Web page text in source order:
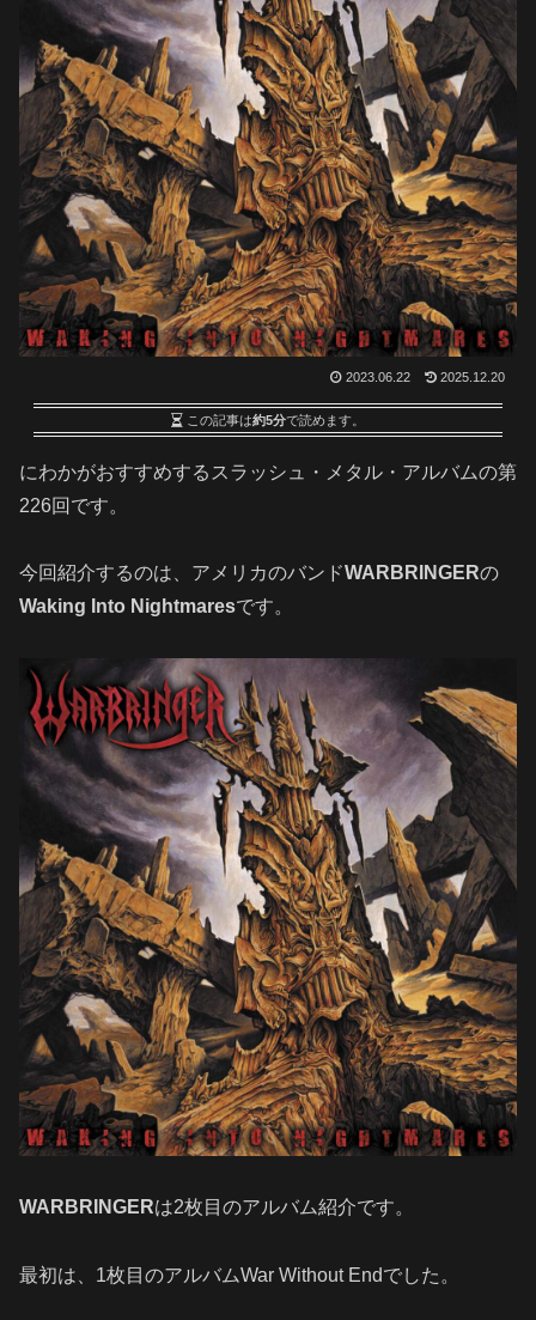
2023.06.22 2025.12.20
この記事は約5分で読めます。
にわかがおすすめするスラッシュ・メタル・アルバムの第
226回です。
今回紹介するのは、アメリカのバンドWARBRINGERの
Waking Into Nightmaresです。
WARBRINGERは2枚目のアルバム紹介です。
最初は、1枚目のアルバムWar Without Endでした。